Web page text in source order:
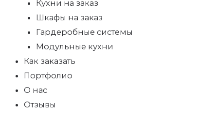
Кухни на заказ
Шкафы на заказ
Гардеробные системы
Модульные кухни
Как заказать
Портфолио
О нас
Отзывы